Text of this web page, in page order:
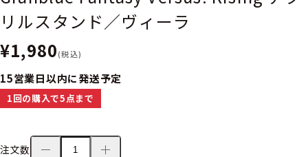
リルスタンド／ヴィーラ
¥1,980(税込)
15営業日以内に発送予定
1回の購入で5点まで
注文数